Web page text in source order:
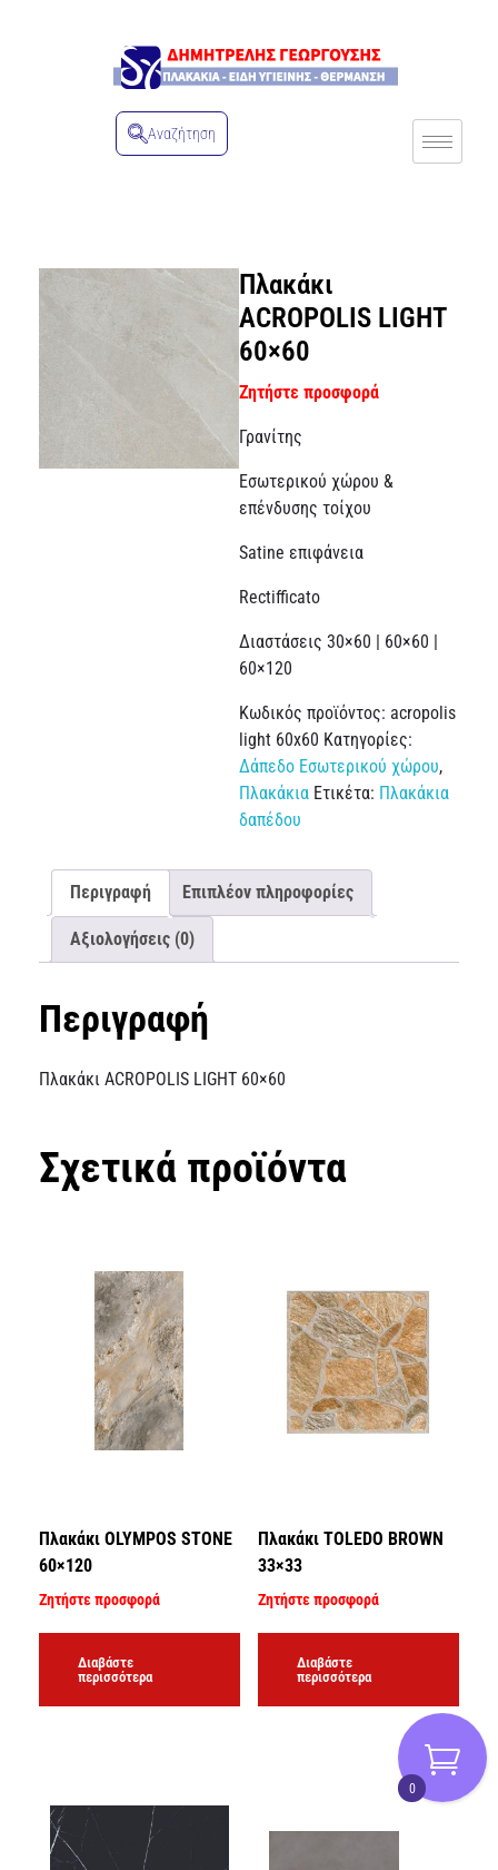
Αναζήτηση
Πλακάκι
ACROPOLIS LIGHT
60×60
Ζητήστε προσφορά
Γρανίτης
Εσωτερικού χώρου &
επένδυσης τοίχου
Satine επιφάνεια
Rectifficato
Διαστάσεις 30×60 | 60×60 |
60×120
Κωδικός προϊόντος: acropolis
light 60x60 Κατηγορίες:
Δάπεδο Εσωτερικού χώρου,
Πλακάκια Ετικέτα: Πλακάκια
δαπέδου
Περιγραφή Επιπλέον πληροφορίες
Αξιολογήσεις (0)
Περιγραφή
Πλακάκι ACROPOLIS LIGHT 60×60
Σχετικά προϊόντα
Πλακάκι OLYMPOS STONE
60×120
Ζητήστε προσφορά
Διαβάστε
περισσότερα
Πλακάκι TOLEDO BROWN
33×33
Ζητήστε προσφορά
Διαβάστε
περισσότερα
0